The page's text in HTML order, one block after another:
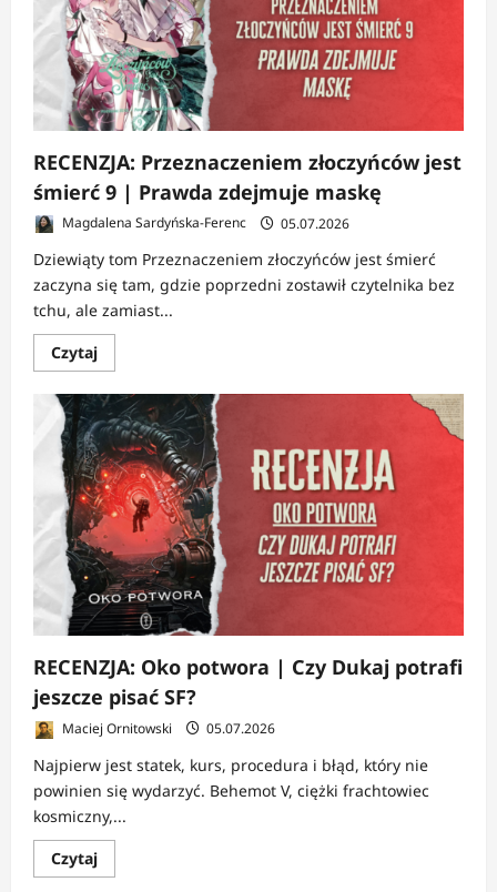
domu
RECENZJA: Przeznaczeniem złoczyńców jest
śmierć 9 | Prawda zdejmuje maskę
Magdalena Sardyńska-Ferenc 05.07.2026
Dziewiąty tom Przeznaczeniem złoczyńców jest śmierć
zaczyna się tam, gdzie poprzedni zostawił czytelnika bez
tchu, ale zamiast...
CzytajDowiedz
się
o
RECENZJA:
Przeznaczeniem
złoczyńców
jest
śmierć
9
|
Prawda
zdejmuje
maskę
RECENZJA: Oko potwora | Czy Dukaj potrafi
jeszcze pisać SF?
Maciej Ornitowski 05.07.2026
Najpierw jest statek, kurs, procedura i błąd, który nie
powinien się wydarzyć. Behemot V, ciężki frachtowiec
kosmiczny,...
CzytajDowiedz
się